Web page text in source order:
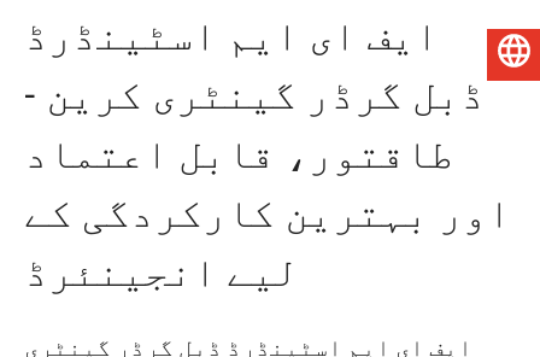
ایف ای ایم اسٹینڈرڈ
ڈبل گرڈر گینٹری کرین -
طاقتور، قابل اعتماد
اور بہترین کارکردگی کے
لیے انجینئرڈ
اردو